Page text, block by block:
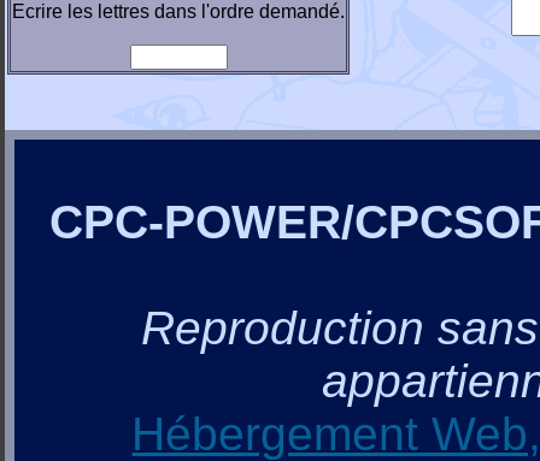
Ecrire les lettres dans l'ordre demandé.
CPC-POWER/
Reproduction
Hébergement